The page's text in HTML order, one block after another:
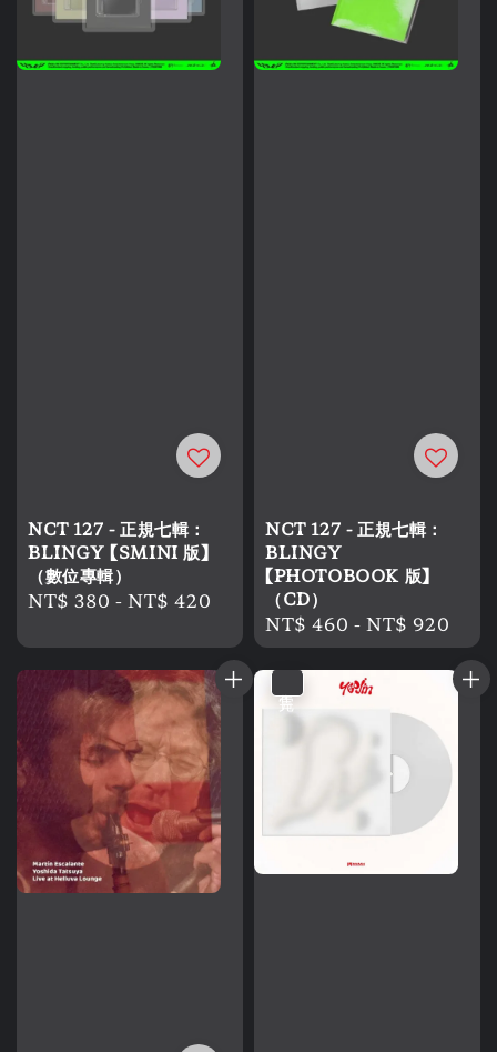
NCT 127 - 正規七輯：
BLINGY 【SMINI 版】
（數位專輯）
Regular
NT$ 380 -NT$ 420
NCT 127 - 正規七輯：
BLINGY
【PHOTOBOOK 版】
（CD）
Regular
price
NT$ 460 -NT$ 920